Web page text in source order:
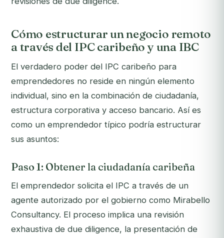
Cómo estructurar un negocio remoto
a través del IPC caribeño y una IBC
El verdadero poder del IPC caribeño para
emprendedores no reside en ningún elemento
individual, sino en la combinación de ciudadanía,
estructura corporativa y acceso bancario. Así es
como un emprendedor típico podría estructurar
sus asuntos:
Paso 1: Obtener la ciudadanía caribeña
El emprendedor solicita el IPC a través de un
agente autorizado por el gobierno como Mirabello
Consultancy. El proceso implica una revisión
exhaustiva de due diligence, la presentación de